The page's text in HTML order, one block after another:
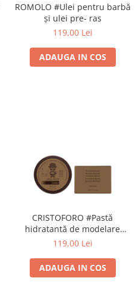
ROMOLO #Ulei pentru barbă
și ulei pre- ras
119,00 Lei
ADAUGA IN COS
CRISTOFORO #Pastă
hidratantă de modelare
pentru BARBA si MUSTATA
119,00 Lei
ADAUGA IN COS